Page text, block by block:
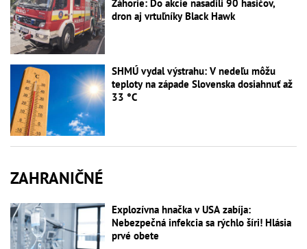
Záhorie: Do akcie nasadili 90 hasičov,
dron aj vrtuľníky Black Hawk
SHMÚ vydal výstrahu: V nedeľu môžu
teploty na západe Slovenska dosiahnuť až
33 °C
ZAHRANIČNÉ
Explozívna hnačka v USA zabíja:
Nebezpečná infekcia sa rýchlo šíri! Hlásia
prvé obete